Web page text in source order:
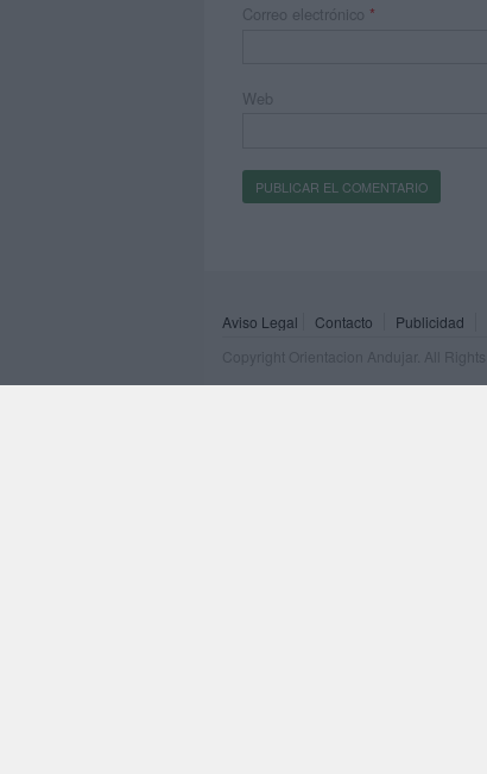
Correo electrónico *
Web
Aviso Legal Contacto Publicidad